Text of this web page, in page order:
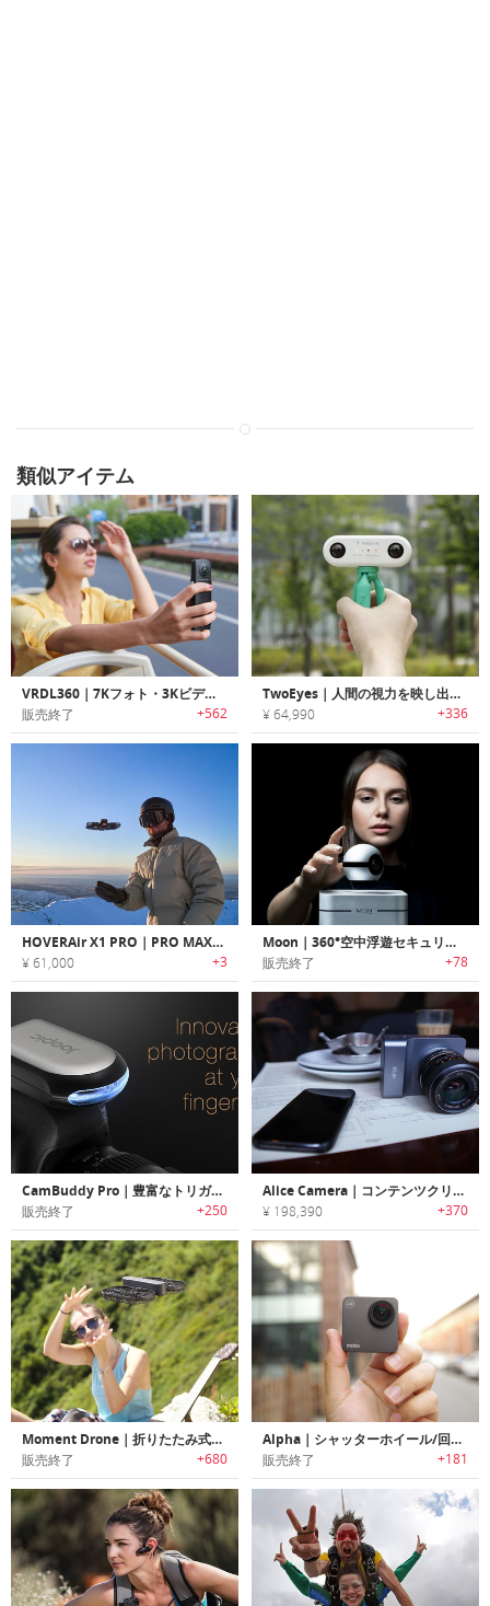
類似アイテム
VRDL360｜7Kフォト・3Kビデオが撮影可能な360°VRカメラ「VRDL360」
販売終了 +562
TwoEyes｜人間の視力を映し出す双眼鏡型360°VR 4Kカメラ「ツーアイズ」
¥ 64,990 +336
HOVERAir X1 PRO｜PRO MAX｜8K撮影が可能なアクションカメラドローン
¥ 61,000 +3
Moon｜360°空中浮遊セキュリティカメラ「ムーン」
販売終了 +78
CamBuddy Pro｜豊富なトリガアクションを提供するデジタル一眼レフカメラ用スマートコントローラー「カムボディープロ」
販売終了 +250
Alice Camera｜コンテンツクリエーターに最適なAIカメラ「アリス」
¥ 198,390 +370
Moment Drone｜折りたたみ式4Kエアリアルドローン「モーメントドローン」
販売終了 +680
Alpha｜シャッターホイール/回転スクリーン付き超小型高性能ウェアラブル4Kカメラ「アルファ」
販売終了 +181